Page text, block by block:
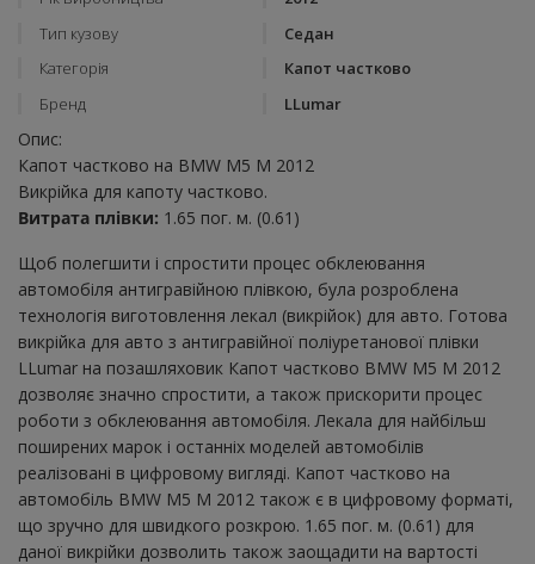
Тип кузову
Седан
Категорія
Капот частково
Бренд
LLumar
Опис:
Капот частково на BMW M5 M 2012
Викрійка для капоту частково.
Витрата плівки: 1.65 пог. м. (0.61)
Щоб полегшити і спростити процес обклеювання
автомобіля антигравійною плівкою, була розроблена
технологія виготовлення лекал (викрійок) для авто. Готова
викрійка для авто з антигравійної поліуретанової плівки
LLumar на позашляховик Капот частково BMW M5 M 2012
дозволяє значно спростити, а також прискорити процес
роботи з обклеювання автомобіля. Лекала для найбільш
поширених марок і останніх моделей автомобілів
реалізовані в цифровому вигляді. Капот частково на
автомобіль BMW M5 M 2012 також є в цифровому форматі,
що зручно для швидкого розкрою. 1.65 пог. м. (0.61) для
даної викрійки дозволить також заощадити на вартості